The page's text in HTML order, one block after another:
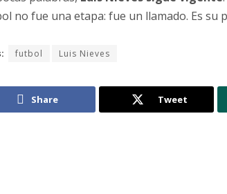
no fue una etapa: fue un llamado. Es su
futbol Luis Nieves
Share Tweet